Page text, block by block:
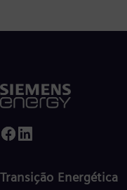
Transição Energética